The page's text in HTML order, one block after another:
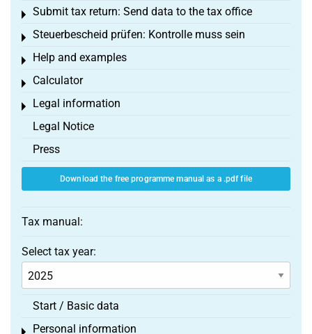
Submit tax return: Send data to the tax office
Toggle menu
Steuerbescheid prüfen: Kontrolle muss sein
Toggle menu
Help and examples
Toggle menu
Calculator
Toggle menu
Legal information
Toggle menu
Legal Notice
Press
Download the free programme manual as a .pdf file
Tax manual:
Select tax year:
Start / Basic data
Personal information